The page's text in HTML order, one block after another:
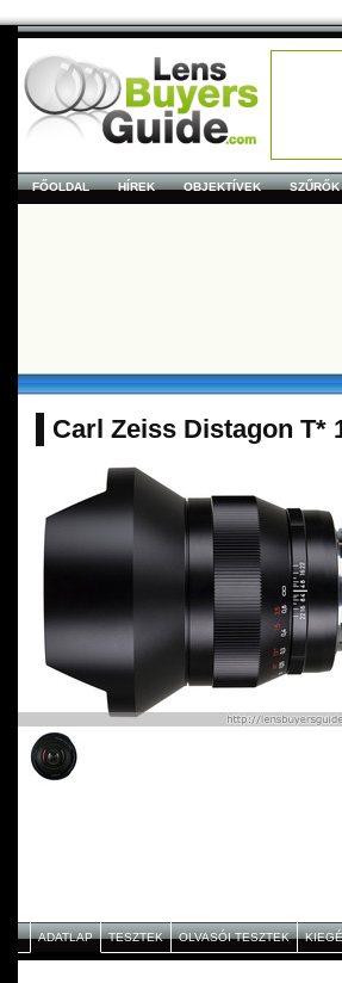
FŐOLDAL HÍREK OBJEKTÍVEK SZŰRŐK
Carl Zeiss Distagon T*
ADATLAP TESZTEK OLVASÓI TESZTEK